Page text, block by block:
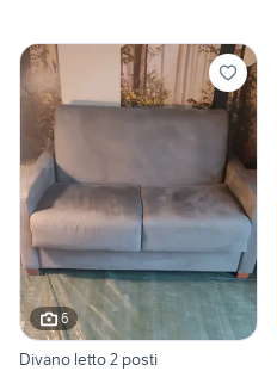
6
Divano letto 2 posti